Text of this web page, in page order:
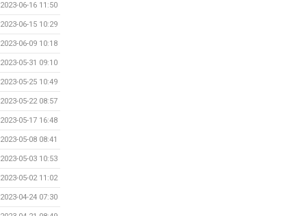
2023-06-16 11:50
2023-06-15 10:29
2023-06-09 10:18
2023-05-31 09:10
2023-05-25 10:49
2023-05-22 08:57
2023-05-17 16:48
2023-05-08 08:41
2023-05-03 10:53
2023-05-02 11:02
2023-04-24 07:30